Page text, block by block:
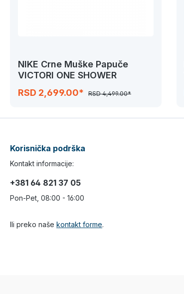
NIKE Crne Muške Papuče
VICTORI ONE SHOWER
RSD 2,699.00*
RSD 4,499.00*
Korisnička podrška
Kontakt informacije:
+381 64 821 37 05
Pon-Pet, 08:00 - 16:00
Ili preko naše kontakt forme.